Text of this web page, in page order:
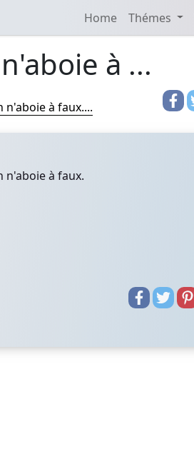
Home Thémes
à ...
n'aboie à faux....
n'aboie à faux.